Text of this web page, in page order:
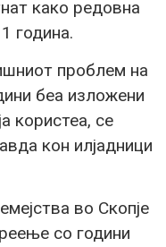
како редовна
година.
проблем на
беа изложени
користеа, се
кон илјадници
во Скопје
со години